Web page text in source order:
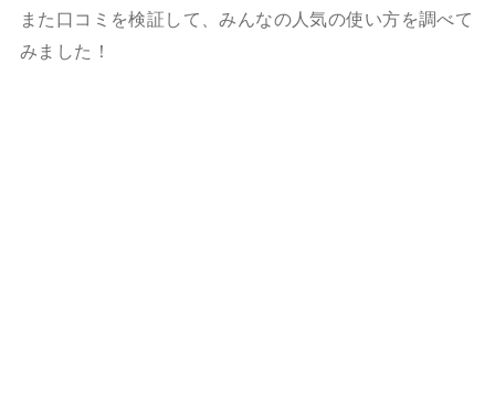
また口コミを検証して、みんなの人気の使い方を調べて
みました！